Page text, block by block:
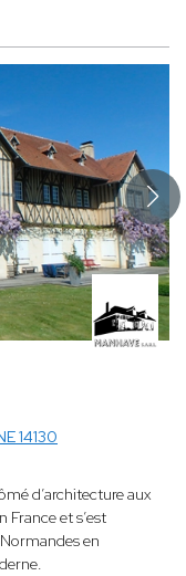
14130
d’architecture aux
France et s’est
en